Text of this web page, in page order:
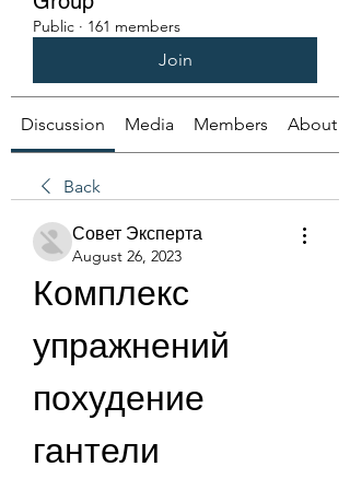
Public · 161 members
Join
Discussion Media Members About
Back
Совет Эксперта
August 26, 2023
Комплекс
упражнений
похудение
гантели